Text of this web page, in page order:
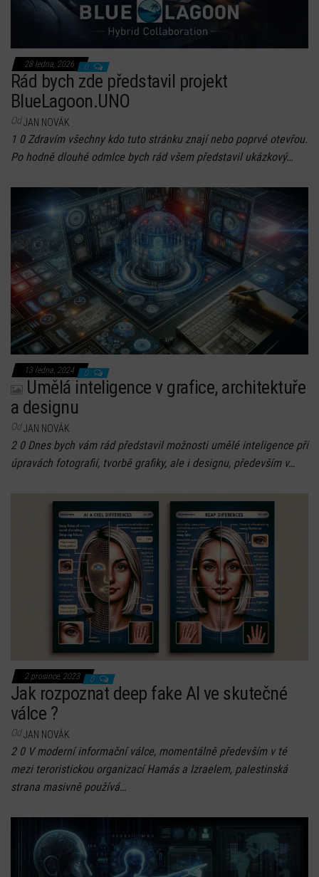
28 ledna, 2026 0
Rád bych zde představil projekt
BlueLagoon.UNO
OdJAN NOVÁK
1 0 Zdravím všechny kdo tuto stránku znají nebo poprvé otevřou.
Po hodně dlouhé odmlce bych rád všem představil ukázkový…
13 ledna, 2024 0
Umělá inteligence v grafice, architektuře
a designu
OdJAN NOVÁK
2 0 Dnes bych vám rád představil možnosti umělé inteligence při
úpravách fotografií, tvorbě grafiky, ale i designu, především v…
2 prosince, 2023 0
Jak rozpoznat deep fake AI ve skutečné
válce ?
OdJAN NOVÁK
2 0 V moderní informační válce, momentálně především v té
mezi teroristickou organizací Hamás a Izraelem, palestinská
strana masivně používá…